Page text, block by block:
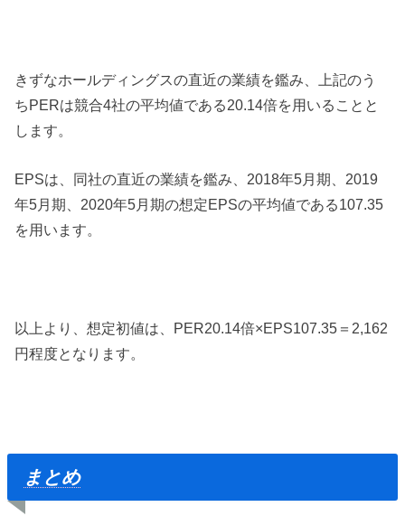
きずなホールディングスの直近の業績を鑑み、上記のう
ちPERは競合4社の平均値である20.14倍を用いることと
します。
EPSは、同社の直近の業績を鑑み、2018年5月期、2019
年5月期、2020年5月期の想定EPSの平均値である107.35
を用います。
以上より、想定初値は、PER20.14倍×EPS107.35＝2,162
円程度となります。
まとめ